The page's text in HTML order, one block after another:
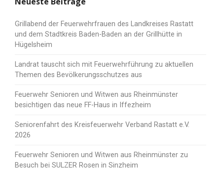
Grillabend der Feuerwehrfrauen des Landkreises Rastatt
und dem Stadtkreis Baden-Baden an der Grillhütte in
Hügelsheim
Landrat tauscht sich mit Feuerwehrführung zu aktuellen
Themen des Bevölkerungsschutzes aus
Feuerwehr Senioren und Witwen aus Rheinmünster
besichtigen das neue FF-Haus in Iffezheim
Seniorenfahrt des Kreisfeuerwehr Verband Rastatt e.V.
2026
Feuerwehr Senioren und Witwen aus Rheinmünster zu
Besuch bei SULZER Rosen in Sinzheim